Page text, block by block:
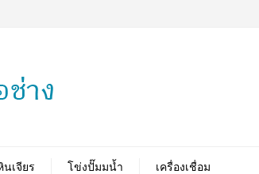
นเจียร โข่งปั๊มมน้ำ เครื่องเชื่อม